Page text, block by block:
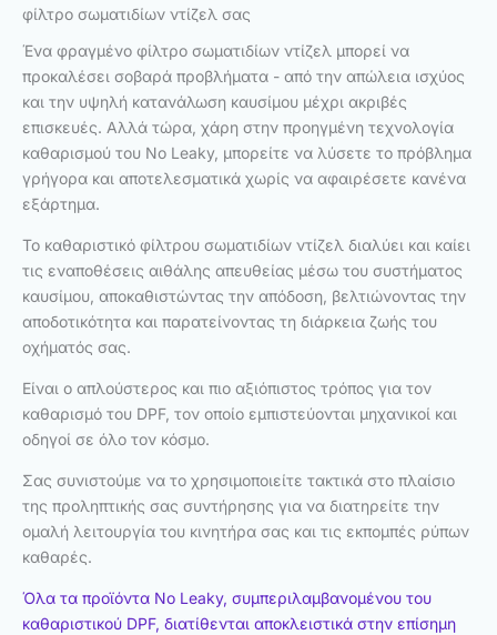
φίλτρο σωματιδίων ντίζελ σας
Ένα φραγμένο φίλτρο σωματιδίων ντίζελ μπορεί να
προκαλέσει σοβαρά προβλήματα - από την απώλεια ισχύος
και την υψηλή κατανάλωση καυσίμου μέχρι ακριβές
επισκευές. Αλλά τώρα, χάρη στην προηγμένη τεχνολογία
καθαρισμού του No Leaky, μπορείτε να λύσετε το πρόβλημα
γρήγορα και αποτελεσματικά χωρίς να αφαιρέσετε κανένα
εξάρτημα.
Το καθαριστικό φίλτρου σωματιδίων ντίζελ διαλύει και καίει
τις εναποθέσεις αιθάλης απευθείας μέσω του συστήματος
καυσίμου, αποκαθιστώντας την απόδοση, βελτιώνοντας την
αποδοτικότητα και παρατείνοντας τη διάρκεια ζωής του
οχήματός σας.
Είναι ο απλούστερος και πιο αξιόπιστος τρόπος για τον
καθαρισμό του DPF, τον οποίο εμπιστεύονται μηχανικοί και
οδηγοί σε όλο τον κόσμο.
Σας συνιστούμε να το χρησιμοποιείτε τακτικά στο πλαίσιο
της προληπτικής σας συντήρησης για να διατηρείτε την
ομαλή λειτουργία του κινητήρα σας και τις εκπομπές ρύπων
καθαρές.
Όλα τα προϊόντα No Leaky, συμπεριλαμβανομένου του
καθαριστικού DPF, διατίθενται αποκλειστικά στην επίσημη